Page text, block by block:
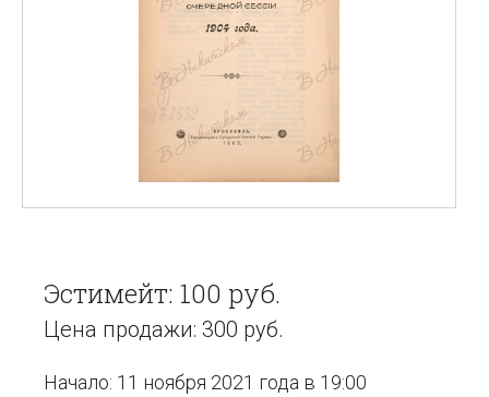
Эстимейт: 100 руб.
Цена продажи: 300 руб.
Начало: 11 ноября 2021 года в 19:00